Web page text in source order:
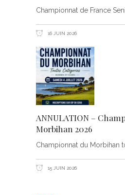
Championnat de France
16 JUIN 2026
ANNULATION –
Morbihan 2026
Championnat du Morbihan
15 JUIN 2026